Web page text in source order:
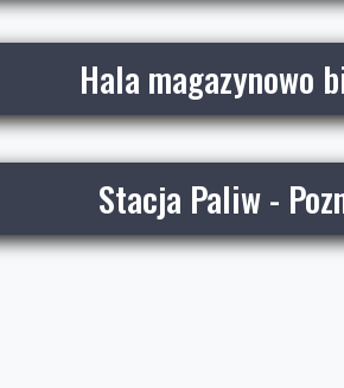
Hala magazynowo
Stacja Paliw -